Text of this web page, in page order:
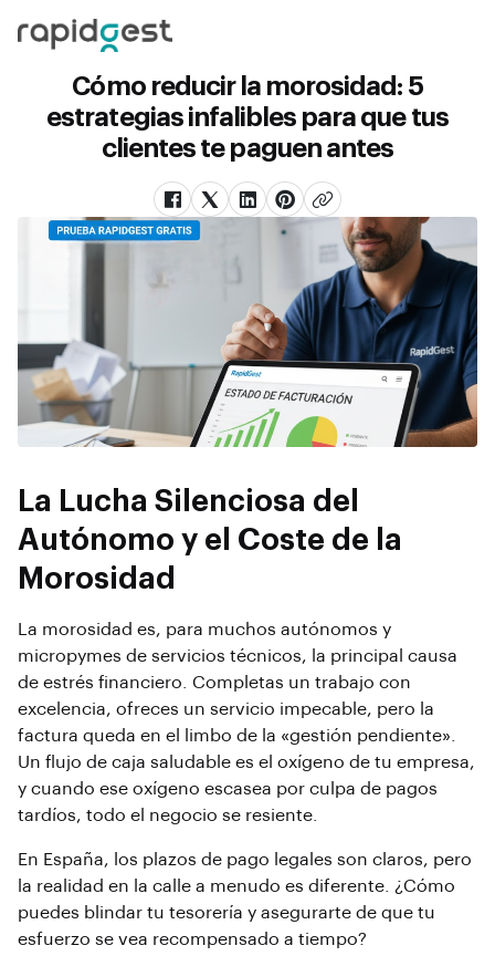
Cómo reducir la morosidad: 5
estrategias infalibles para que tus
clientes te paguen antes
La Lucha Silenciosa del
Autónomo y el Coste de la
Morosidad
La morosidad es, para muchos autónomos y
micropymes de servicios técnicos, la principal causa
de estrés financiero. Completas un trabajo con
excelencia, ofreces un servicio impecable, pero la
factura queda en el limbo de la «gestión pendiente».
Un flujo de caja saludable es el oxígeno de tu empresa,
y cuando ese oxígeno escasea por culpa de pagos
tardíos, todo el negocio se resiente.
En España, los plazos de pago legales son claros, pero
la realidad en la calle a menudo es diferente. ¿Cómo
puedes blindar tu tesorería y asegurarte de que tu
esfuerzo se vea recompensado a tiempo?